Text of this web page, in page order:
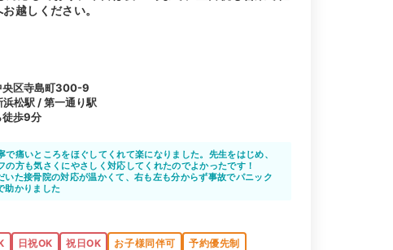
越しください。
央区寺島町300-9
松駅 / 第一通り駅
徒歩9分
で痛いところをほぐしてくれて楽になりました。先生をはじめ、
の方も気さくにやさしく対応してくれたのでよかったです！
いた接骨院の対応が温かくて、右も左も分からず事故でパニック
助かりました
日祝OK 祝日OK お子様同伴可
予約優先制